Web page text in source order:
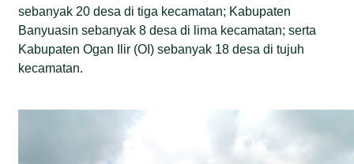
sebanyak 20 desa di tiga kecamatan; Kabupaten
Banyuasin sebanyak 8 desa di lima kecamatan; serta
Kabupaten Ogan Ilir (OI) sebanyak 18 desa di tujuh
kecamatan.